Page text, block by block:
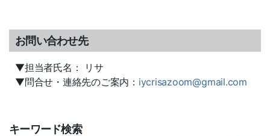
お問い合わせ先
▼担当者氏名： リサ
▼問合せ・連絡先のご案内： iycrisazoom@gmail.com
キーワード検索